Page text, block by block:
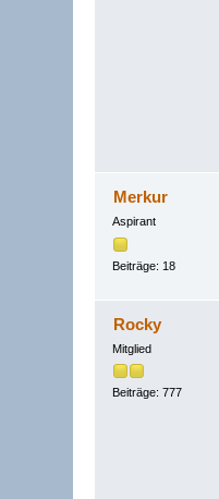
Merkur
Aspirant
Beiträge: 18
Rocky
Mitglied
Beiträge: 777